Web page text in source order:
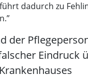
dadurch zu
der
Eindruck